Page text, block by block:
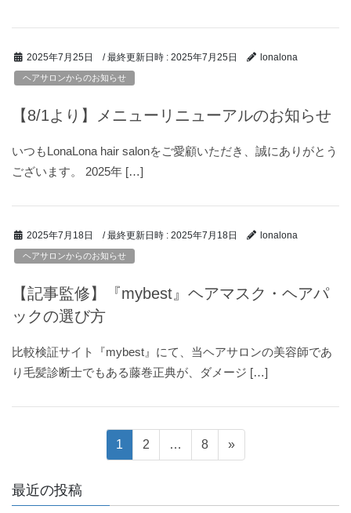
2025年7月25日 / 最終更新日時 : 2025年7月25日 lonalona
ヘアサロンからのお知らせ
【8/1より】メニューリニューアルのお知らせ
いつもLonaLona hair salonをご愛顧いただき、誠にありがとう
ございます。 2025年 […]
2025年7月18日 / 最終更新日時 : 2025年7月18日 lonalona
ヘアサロンからのお知らせ
【記事監修】『mybest』ヘアマスク・ヘアパ
ックの選び方
比較検証サイト『mybest』にて、当ヘアサロンの美容師であ
り毛髪診断士でもある藤巻正典が、ダメージ […]
稿
固
定
ー
1
固
定
ー
2 …
固
定
ー
8 »
最近の投稿